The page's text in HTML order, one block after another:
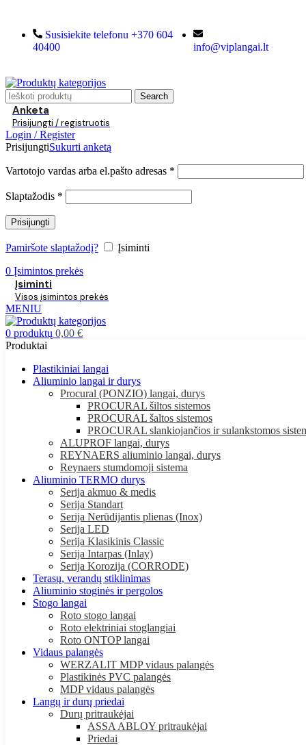
Susisiekite telefonu +370 604
40400
info@viplangai.lt
Search
Anketa
Prisijungti / registruotis
Login / Register
PrisijungtiSukurti anketą
Vartotojo vardas arba el.pašto adresas *
Slaptažodis *
Prisijungti
Pamiršote slaptažodį?
Įsiminti
0 Įsimintos prekės
Įsiminti
Visos įsimintos prekės
MENIU
0 produktų 0,00 €
Produktai
Plastikiniai langai
Aliuminio langai ir durys
Procural (PONZIO) langai, durys
PROCURAL šiltos sistemos
PROCURAL šaltos sistemos
PROCURAL slankiojančios ir sulankstomos
ALUPROF langai, durys
REYNAERS aliuminio langai, durys
Reynaers stumdomoji sistema
Aliuminio TERMO durys
Serija akmuo & medis
Serija Standart
Serija Nerūdijantis plienas (Inox)
Serija LED
Serija Klasikinis Classic
Serija Intarpas (Inlay)
Serija Korozija (CORRODE)
Terasų, verandų stiklinimas
Aliuminio stoginės ir pergolos
Stogo langai
Roto stogo langai
Roto elektriniai stoglangiai
Roto ONTOP langai
Vidaus palangės
WERZALIT MDP vidaus palangės
Plastikinės PVC palangės
MDP vidaus palangės
Langų ir durų priedai
Durų pritraukėjai
ASSA ABLOY pritraukėjai
Priedai